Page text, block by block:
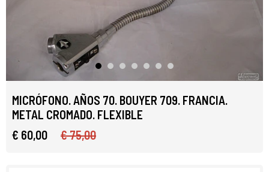
MICRÓFONO. AÑOS 70. BOUYER 709. FRANCIA.
METAL CROMADO. FLEXIBLE
€ 60,00
€ 75,00